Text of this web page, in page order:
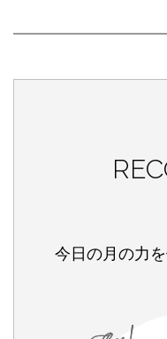
今日の月の力